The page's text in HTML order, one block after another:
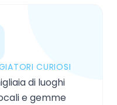
CURIOSI
di luoghi
e gemme